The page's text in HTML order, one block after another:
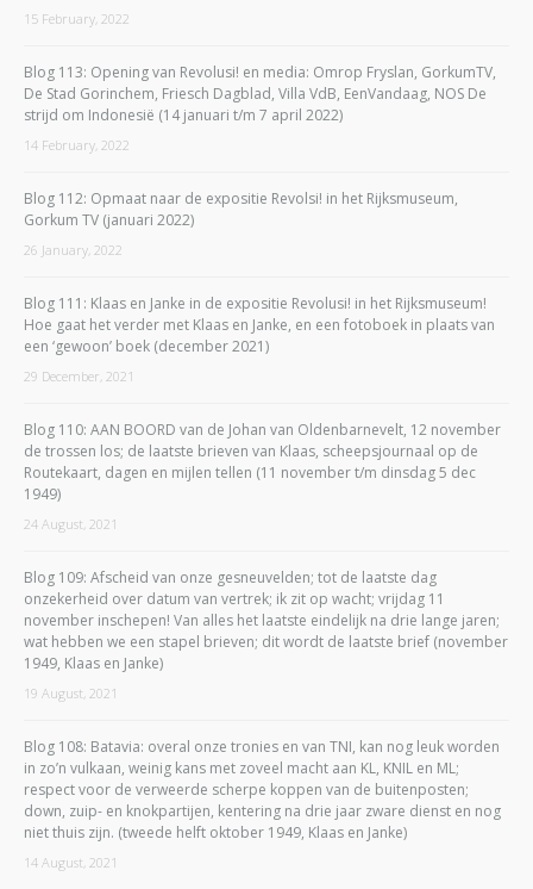
15 February, 2022
Blog 113: Opening van Revolusi! en media: Omrop Fryslan, GorkumTV,
De Stad Gorinchem, Friesch Dagblad, Villa VdB, EenVandaag, NOS De
strijd om Indonesië (14 januari t/m 7 april 2022)
14 February, 2022
Blog 112: Opmaat naar de expositie Revolsi! in het Rijksmuseum,
Gorkum TV (januari 2022)
26 January, 2022
Blog 111: Klaas en Janke in de expositie Revolusi! in het Rijksmuseum!
Hoe gaat het verder met Klaas en Janke, en een fotoboek in plaats van
een ‘gewoon’ boek (december 2021)
29 December, 2021
Blog 110: AAN BOORD van de Johan van Oldenbarnevelt, 12 november
de trossen los; de laatste brieven van Klaas, scheepsjournaal op de
Routekaart, dagen en mijlen tellen (11 november t/m dinsdag 5 dec
1949)
24 August, 2021
Blog 109: Afscheid van onze gesneuvelden; tot de laatste dag
onzekerheid over datum van vertrek; ik zit op wacht; vrijdag 11
november inschepen! Van alles het laatste eindelijk na drie lange jaren;
wat hebben we een stapel brieven; dit wordt de laatste brief (november
1949, Klaas en Janke)
19 August, 2021
Blog 108: Batavia: overal onze tronies en van TNI, kan nog leuk worden
in zo’n vulkaan, weinig kans met zoveel macht aan KL, KNIL en ML;
respect voor de verweerde scherpe koppen van de buitenposten;
down, zuip- en knokpartijen, kentering na drie jaar zware dienst en nog
niet thuis zijn. (tweede helft oktober 1949, Klaas en Janke)
14 August, 2021